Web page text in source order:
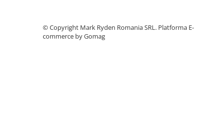
©️ Copyright Mark Ryden Romania SRL. Platforma E-
commerce by Gomag